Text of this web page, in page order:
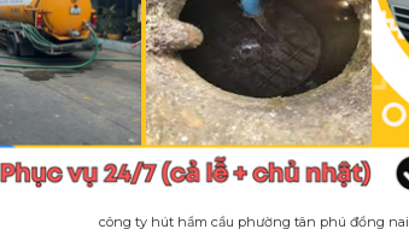
công ty hút hầm cầu phường tân phú đồng nai